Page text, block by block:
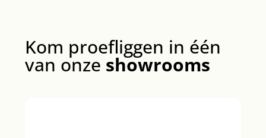
Kom proefliggen in één
van onze showrooms